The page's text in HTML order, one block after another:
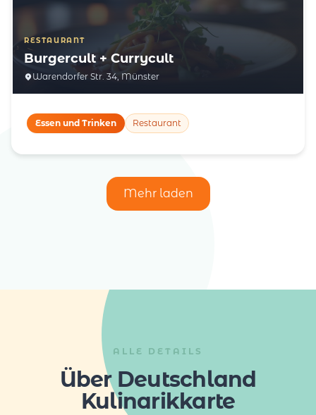
RESTAURANT
Burgercult + Currycult
Warendorfer Str. 34, Münster
Essen und Trinken Restaurant
Mehr laden
ALLE DETAILS
Über Deutschland
Kulinarikkarte